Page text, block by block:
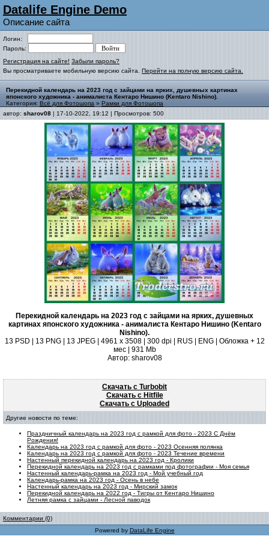
Datalife Engine Demo
Описание сайта
Логин:
Пароль:
Регистрация на сайте! Забыли пароль?
Вы просматриваете мобильную версию сайта. Перейти на полную версию сайта.
Перекидной календарь на 2023 год с зайцами на ярких, душевных картинах
японского художника - анималиста Кентаро Нишино (Kentaro Nishino).
Категория: Всё для Фотошопа » Рамки для Фотошопа
автор: sharov08 | 17-10-2022, 19:12 | Просмотров: 500
Перекидной календарь на 2023 год с зайцами на ярких, душевных
картинах японского художника - анималиста Кентаро Нишино (Kentaro
Nishino).
13 PSD | 13 PNG | 13 JPEG | 4961 х 3508 | 300 dpi | RUS | ENG | Обложка + 12
мес | 931 Mb
Автор: sharov08
Скачать с Turbobit
Скачать с Hitfile
Скачать с Uploaded
Другие новости по теме:
Праздничный календарь на 2023 год с рамкой для фото - 2023 С Днём
Рождения!
Календарь на 2023 год с рамкой для фото - 2023 Осенняя полянка
Календарь на 2023 год с рамкой для фото - 2023 Течение времени
Настенный перекидной календарь на 2023 год - Кролики
Перекидной календарь на 2023 год с рамками под фотографии - Моя семья
Настенный календарь-рамка на 2023 год - Мой учебный год
Календарь-рамка на 2023 год - Осень в небе
Настенный календарь на 2023 год - Мирский замок
Перекидной календарь на 2022 год - Тигры от Кентаро Нишино
Летняя рамка с зайцами - Лесной паводок
Комментарии (0)
Powered by DataLife Engine